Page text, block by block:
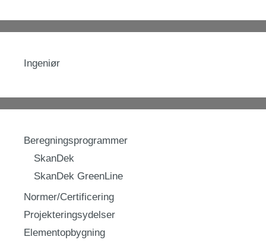
Ingeniør
Beregningsprogrammer
SkanDek
SkanDek GreenLine
Normer/Certificering
Projekteringsydelser
Elementopbygning